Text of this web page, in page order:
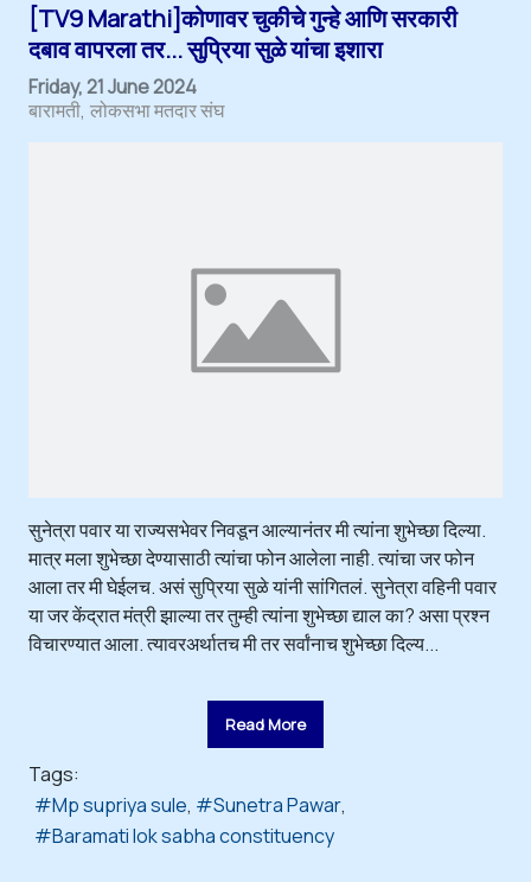
[TV9 Marathi]कोणावर चुकीचे गुन्हे आणि सरकारी
दबाव वापरला तर... सुप्रिया सुळे यांचा इशारा
Friday, 21 June 2024
बारामती लोकसभा मतदार संघ
सुनेत्रा पवार या राज्यसभेवर निवडून आल्यानंतर मी त्यांना शुभेच्छा दिल्या.
मात्र मला शुभेच्छा देण्यासाठी त्यांचा फोन आलेला नाही. त्यांचा जर फोन
आला तर मी घेईलच. असं सुप्रिया सुळे यांनी सांगितलं. सुनेत्रा वहिनी पवार
या जर केंद्रात मंत्री झाल्या तर तुम्ही त्यांना शुभेच्छा द्याल का? असा प्रश्न
विचारण्यात आला. त्यावरअर्थातच मी तर सर्वांनाच शुभेच्छा दिल्य...
Read More
Tags:
Mp supriya sule
Sunetra Pawar
Baramati lok sabha constituency